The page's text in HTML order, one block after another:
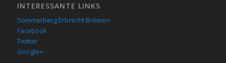
INTERESSANTE LINKS
Sommerberg Erbrecht Bremen
Facebook
Twitter
Google+